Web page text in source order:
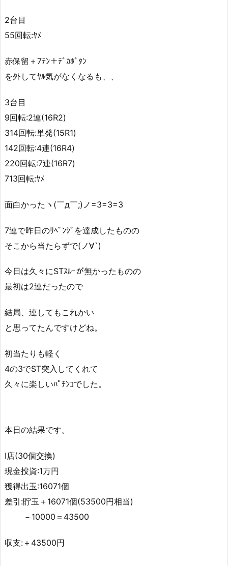
2台目
55回転:ﾔﾒ
赤保留＋7ﾃﾝ＋ﾃﾞｶﾎﾞﾀﾝ
を外してﾔﾙ気がなくなるも、、
3台目
9回転:2連(16R2)
314回転:単発(15R1)
142回転:4連(16R4)
220回転:7連(16R7)
713回転:ﾔﾒ
面白かったヽ(￣д￣;)ノ=3=3=3
7連で昨日のﾘﾍﾞﾝｼﾞを達成したものの
そこから当たらずで(ノ∀`)
今日は久々にSTｽﾙｰが無かったものの
最初は2連だったので
結局、連してもこれかい
と思ってたんですけどね。
初当たりも軽く
4の3でST突入してくれて
久々に楽しいﾊﾟﾁﾝｺでした。
本日の結果です。
I店(30個交換)
現金投資:1万円
獲得出玉:16071個
差引:貯玉＋16071個(53500円相当)
－10000＝43500
収支:＋43500円